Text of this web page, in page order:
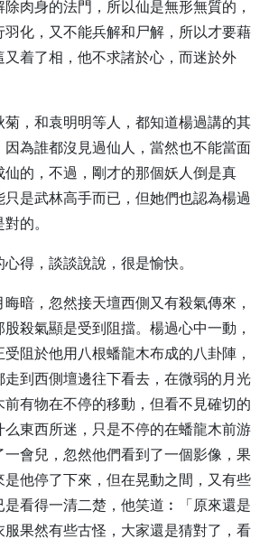
肉身的法門，所以仙是無形無質的，
羽化，又不能兵解和尸解，所以才要藉
又着了相，他不求諸於心，而迷於外
菊，和袁明明等人，都知道楊過講的其
因為誰都沒見過仙人，當然也不能當面
仙的，不過，剛才的那個妖人倒是真
是武林高手而已，但她們也認為楊過
的。
得，談談說說，很是愉快。
暗，忽然接天壇西側又有殺氣傳來，
殺氣顯是受到阻擋。楊過心中一動，
阻於他用八根蟠龍木布成的八卦陣，
走到西側壇邊往下看去，在微弱的月光
有物在不停的移動，但看不見確切的
么東西所迷，只是不停的在蟠龍木前游
一會兒，忽然他們看到了一個影像，果
是他停了下來，但在晃動之間，又有些
是看得一清二楚，他笑道︰「原來還是
服果然有些古怪，大家還是猜對了，看